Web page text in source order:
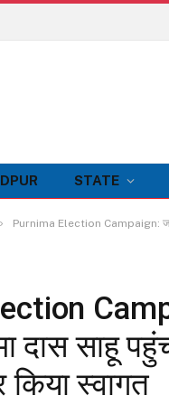
STATE
Purnima Election Campaign:
दास साहू
किया स्वागत